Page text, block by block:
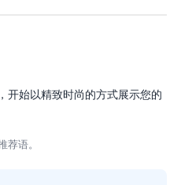
开始以精致时尚的方式展示您的
荐语。